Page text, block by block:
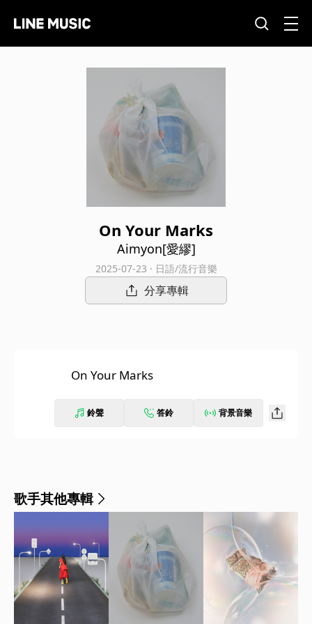
On Your Marks
Aimyon[愛繆]
2025-07-23 · 日語/流行音樂
分享專輯
On Your Marks
鈴聲 答鈴 背景音樂
歌手其他專輯